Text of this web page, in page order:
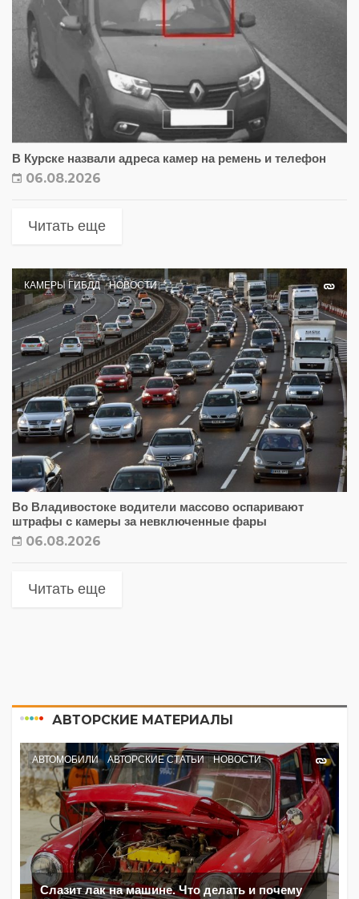
В Курске назвали адреса камер на ремень и телефон
06.08.2026
Читать еще
КАМЕРЫ ГИБДД НОВОСТИ
Во Владивостоке водители массово оспаривают
штрафы с камеры за невключенные фары
06.08.2026
Читать еще
АВТОРСКИЕ МАТЕРИАЛЫ
АВТОМОБИЛИ АВТОРСКИЕ СТАТЬИ НОВОСТИ
Слазит лак на машине. Что делать и почему